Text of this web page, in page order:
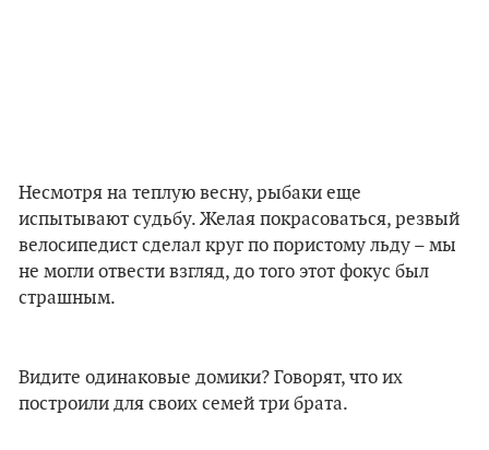
Несмотря на теплую весну, рыбаки еще
испытывают судьбу. Желая покрасоваться, резвый
велосипедист сделал круг по пористому льду – мы
не могли отвести взгляд, до того этот фокус был
страшным.
Видите одинаковые домики? Говорят, что их
построили для своих семей три брата.